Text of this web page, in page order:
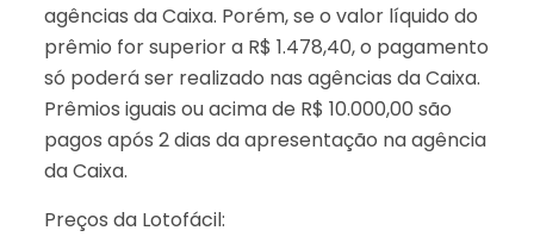
agências da Caixa. Porém, se o valor líquido do
prêmio for superior a R$ 1.478,40, o pagamento
só poderá ser realizado nas agências da Caixa.
Prêmios iguais ou acima de R$ 10.000,00 são
pagos após 2 dias da apresentação na agência
da Caixa.
Preços da Lotofácil: